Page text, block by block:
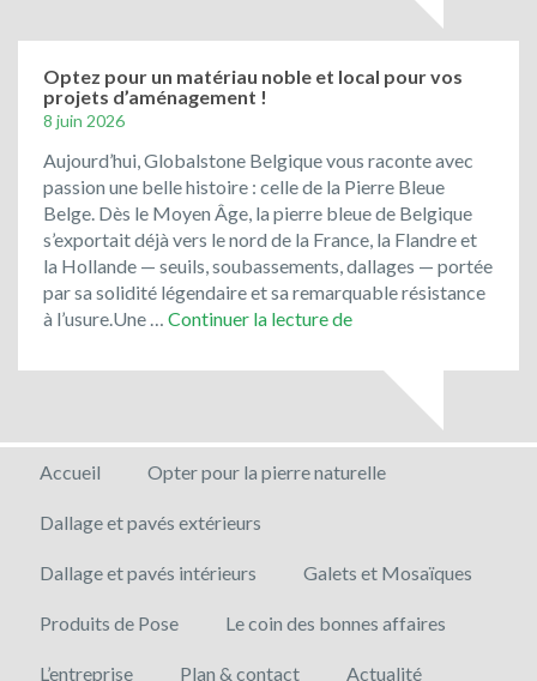
Optez pour un matériau noble et local pour vos
projets d’aménagement !
8 juin 2026
Aujourd’hui, Globalstone Belgique vous raconte avec
passion une belle histoire : celle de la Pierre Bleue
Belge. Dès le Moyen Âge, la pierre bleue de Belgique
s’exportait déjà vers le nord de la France, la Flandre et
la Hollande — seuils, soubassements, dallages — portée
par sa solidité légendaire et sa remarquable résistance
à l’usure.Une … Continuer la lecture deOptez
un
matériau
et
local
d’aménagement
Accueil Opter pour la pierre naturelle
Dallage et pavés extérieurs
Dallage et pavés intérieurs Galets et Mosaïques
Produits de Pose Le coin des bonnes affaires
L’entreprise Plan & contact Actualité